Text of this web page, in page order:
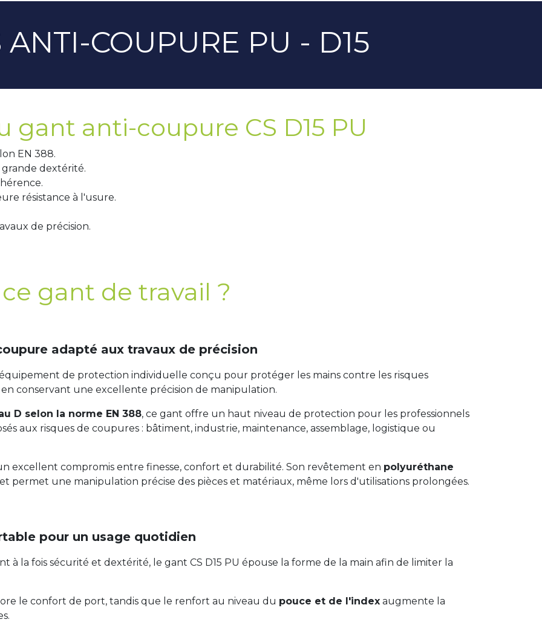
ANTI-COUPURE PU - D15
gant anti-coupure CS D15 PU
EN 388.
dextérité.
résistance à l'usure.
de précision.
gant de travail ?
adapté aux travaux de précision
de protection individuelle conçu pour protéger les mains contre les risques
conservant une excellente précision de manipulation.
D selon la norme EN 388, ce gant offre un haut niveau de protection pour les professionnels
aux risques de coupures : bâtiment, industrie, maintenance, assemblage, logistique ou
excellent compromis entre finesse, confort et durabilité. Son revêtement en polyuréthane
permet une manipulation précise des pièces et matériaux, même lors d'utilisations prolongées.
pour un usage quotidien
à la fois sécurité et dextérité, le gant CS D15 PU épouse la forme de la main afin de limiter la
le confort de port, tandis que le renfort au niveau du pouce et de l'index augmente la